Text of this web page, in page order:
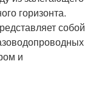
горизонта.
собой
и